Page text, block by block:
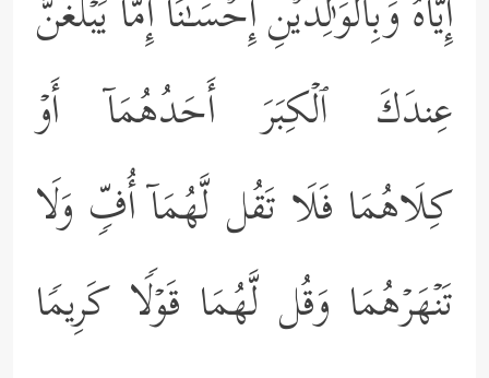
إِیَّاهُ وَبِٱلۡوَ ٰ⁠لِدَیۡنِ إِحۡسَـٰنًاۚ إِمَّا یَبۡلُغَنَّ
عِندَكَ ٱلۡكِبَرَ أَحَدُهُمَاۤ أَوۡ
كِلَاهُمَا فَلَا تَقُل لَّهُمَاۤ أُفࣲّ وَلَا
تَنۡهَرۡهُمَا وَقُل لَّهُمَا قَوۡلࣰا كَرِیمࣰا